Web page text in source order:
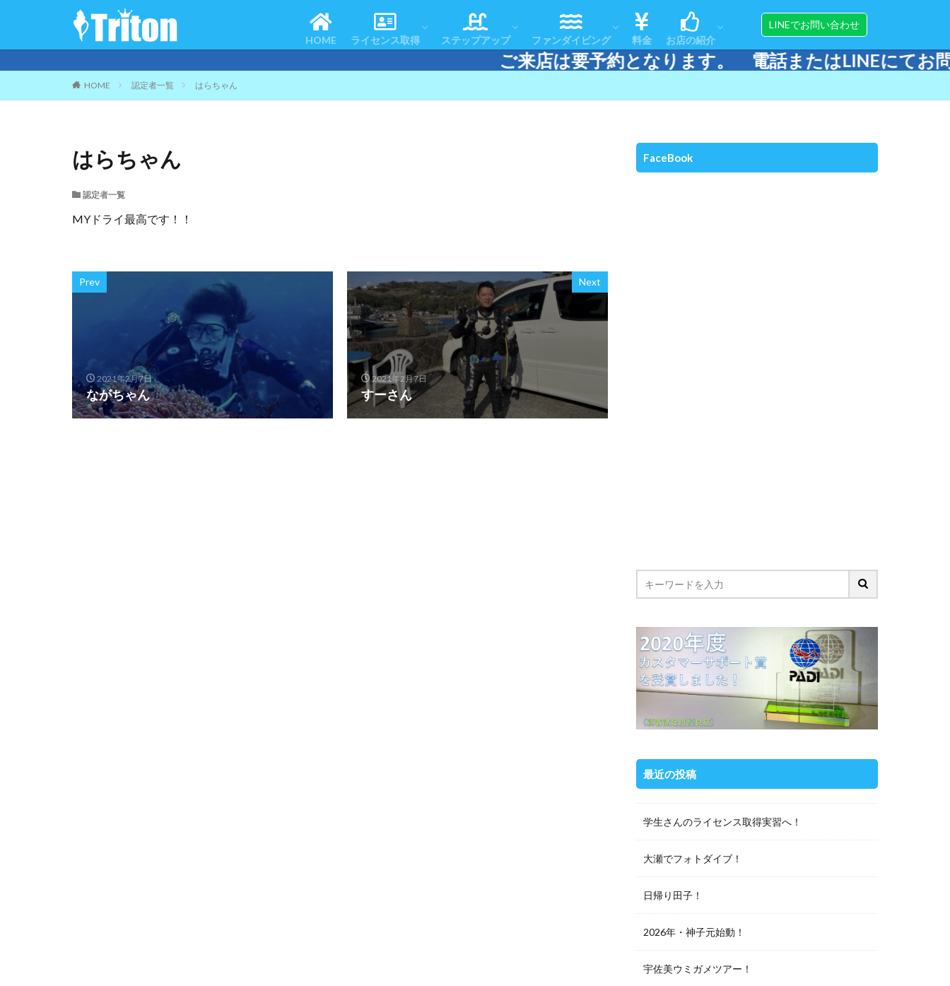
HOME ライセンス取得
スノーケリング＆スキンダイビング
ステップアップ
リフレッシュコース
アドバンスドOWコース
スペシャルティコース
レスキューダイバーコース
エマージェンシー・ファースト・レスポンス
マスタースクーバダイバー
ダイブマスターコース
テクニカルダイビング
ファンダイビング
おすすめツアー
アフターダイブ
ツアースケジュール
ダイビングエリアマップ
ダイビング・ログ
料金 お店の紹介
アクセス
スタッフ紹介
器材販売＆メンテナンス
LINEでお問い合わせ
ご来店は要予約となります。 電話またはLINEにてお問い合わ
HOME 認定者一覧 はらちゃん
はらちゃん
認定者一覧
MYドライ最高です！！
Prev
2021年2月7日
ながちゃん
Next
2021年2月7日
すーさん
FaceBook
最近の投稿
学生さんのライセンス取得実習へ！
大瀬でフォトダイブ！
日帰り田子！
2026年・神子元始動！
宇佐美ウミガメツアー！
コースの流れ
よくある質問
お客様の声
体験ダイビング
スノーケリング＆スキンダイビング
認定者一覧 リフレッシュコース
アドバンスドOWコース
スペシャルティコース
レスキューダイバーコース
エマージェンシー・ファースト・レスポンス
マスタースクーバダイバー
ダイブマスターコース
テクニカルダイビング おすすめツアー
アフターダイブ
ツアースケジュール
ダイビングエリアマップ
ダイビング・ログ アクセス
スタッフ紹介
器材販売＆メンテナンス